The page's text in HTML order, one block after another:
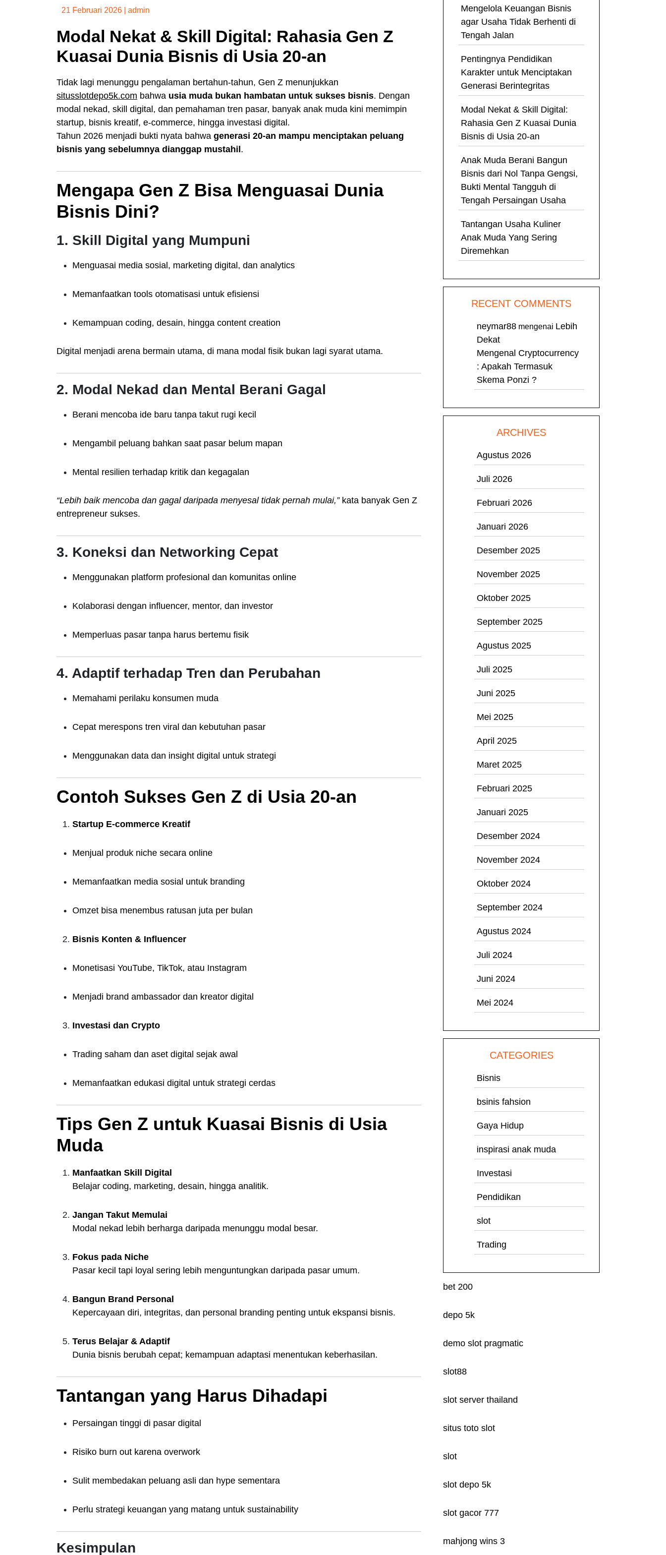
21 Februari 2026 admin
Modal Nekat & Skill Digital: Rahasia Gen Z
Kuasai Dunia Bisnis di Usia 20-an
Tidak lagi menunggu pengalaman bertahun-tahun, Gen Z menunjukkan
situsslotdepo5k.com bahwa usia muda bukan hambatan untuk sukses bisnis. Dengan
modal nekad, skill digital, dan pemahaman tren pasar, banyak anak muda kini memimpin
startup, bisnis kreatif, e-commerce, hingga investasi digital.
Tahun 2026 menjadi bukti nyata bahwa generasi 20-an mampu menciptakan peluang
bisnis yang sebelumnya dianggap mustahil .
Mengapa Gen Z Bisa Menguasai Dunia
Bisnis Dini?
1. Skill Digital yang Mumpuni
Menguasai media sosial, marketing digital, dan analytics
Memanfaatkan tools otomatisasi untuk efisiensi
Kemampuan coding, desain, hingga content creation
Digital menjadi arena bermain utama, di mana modal fisik bukan lagi syarat utama.
2. Modal Nekad dan Mental Berani Gagal
Berani mencoba ide baru tanpa takut rugi kecil
Mengambil peluang bahkan saat pasar belum mapan
Mental resilien terhadap kritik dan kegagalan
“Lebih baik mencoba dan gagal daripada menyesal tidak pernah mulai,”kata banyak Gen Z
entrepreneur sukses.
3. Koneksi dan Networking Cepat
Menggunakan platform profesional dan komunitas online
Kolaborasi dengan influencer, mentor, dan investor
Memperluas pasar tanpa harus bertemu fisik
4. Adaptif terhadap Tren dan Perubahan
Memahami perilaku konsumen muda
Cepat merespons tren viral dan kebutuhan pasar
Menggunakan data dan insight digital untuk strategi
Contoh Sukses Gen Z di Usia 20-an
Startup E-commerce Kreatif
Menjual produk niche secara online
Memanfaatkan media sosial untuk branding
Omzet bisa menembus ratusan juta per bulan
Bisnis Konten & Influencer
Monetisasi YouTube, TikTok, atau Instagram
Menjadi brand ambassador dan kreator digital
Investasi dan Crypto
Trading saham dan aset digital sejak awal
Memanfaatkan edukasi digital untuk strategi cerdas
Tips Gen Z untuk Kuasai Bisnis di Usia
Muda
Manfaatkan Skill Digital
Belajar coding, marketing, desain, hingga analitik.
Jangan Takut Memulai
Modal nekad lebih berharga daripada menunggu modal besar.
Fokus pada Niche
Pasar kecil tapi loyal sering lebih menguntungkan daripada pasar umum.
Bangun Brand Personal
Kepercayaan diri, integritas, dan personal branding penting untuk ekspansi bisnis.
Terus Belajar & Adaptif
Dunia bisnis berubah cepat; kemampuan adaptasi menentukan keberhasilan.
Tantangan yang Harus Dihadapi
Persaingan tinggi di pasar digital
Risiko burn out karena overwork
Sulit membedakan peluang asli dan hype sementara
Perlu strategi keuangan yang matang untuk sustainability
Kesimpulan
Mengelola Keuangan Bisnis
agar Usaha Tidak Berhenti di
Tengah Jalan
Pentingnya Pendidikan
Karakter untuk Menciptakan
Generasi Berintegritas
Modal Nekat & Skill Digital:
Rahasia Gen Z Kuasai Dunia
Bisnis di Usia 20-an
Anak Muda Berani Bangun
Bisnis dari Nol Tanpa Gengsi,
Bukti Mental Tangguh di
Tengah Persaingan Usaha
Tantangan Usaha Kuliner
Anak Muda Yang Sering
Diremehkan
RECENT COMMENTS
neymar88 mengenai Lebih
Dekat
Mengenal Cryptocurrency
: Apakah Termasuk
Skema Ponzi ?
ARCHIVES
Agustus 2026
Juli 2026
Februari 2026
Januari 2026
Desember 2025
November 2025
Oktober 2025
September 2025
Agustus 2025
Juli 2025
Juni 2025
Mei 2025
April 2025
Maret 2025
Februari 2025
Januari 2025
Desember 2024
November 2024
Oktober 2024
September 2024
Agustus 2024
Juli 2024
Juni 2024
Mei 2024
CATEGORIES
Bisnis
bsinis fahsion
Gaya Hidup
inspirasi anak muda
Investasi
Pendidikan
slot
Trading
bet 200
depo 5k
demo slot pragmatic
slot88
slot server thailand
situs toto slot
slot
slot depo 5k
slot gacor 777
mahjong wins 3